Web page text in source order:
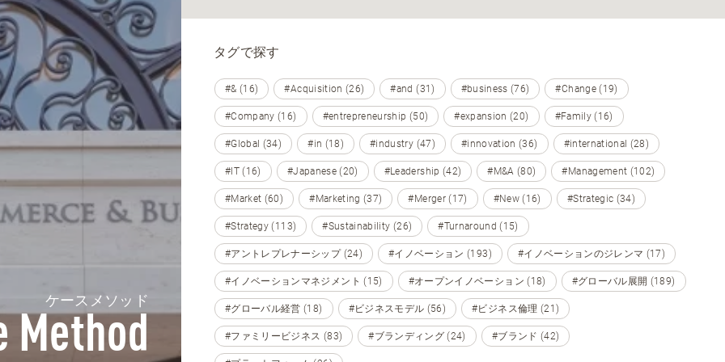
ケースメソッド
Method
タグで探す
#& (16) #Acquisition (26) #and (31) #business (76) #Change (19)
#Company (16) #entrepreneurship (50) #expansion (20) #Family (16)
#Global (34) #in (18) #industry (47) #innovation (36) #international (28)
#IT (16) #Japanese (20) #Leadership (42) #M&A (80) #Management (102)
#Market (60) #Marketing (37) #Merger (17) #New (16) #Strategic (34)
#Strategy (113) #Sustainability (26) #Turnaround (15)
#アントレプレナーシップ (24) #イノベーション (193) #イノベーションのジレンマ (17)
#イノベーションマネジメント (15) #オープンイノベーション (18) #グローバル展開 (189)
#グローバル経営 (18) #ビジネスモデル (56) #ビジネス倫理 (21)
#ファミリービジネス (83) #ブランディング (24) #ブランド (42)